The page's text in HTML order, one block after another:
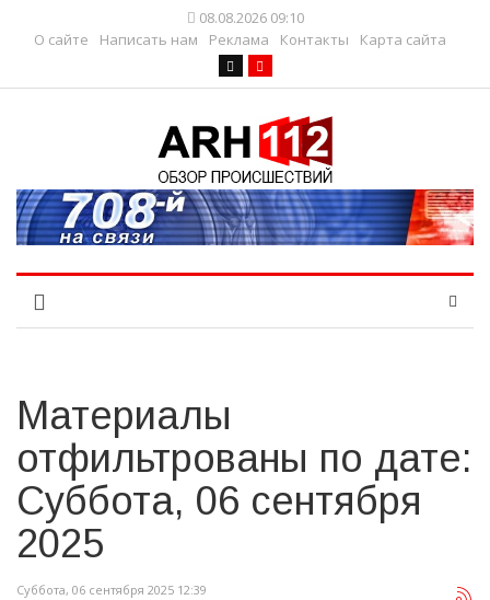
08.08.2026 09:10
О сайте
Написать нам Реклама Контакты Карта сайта
Материалы
отфильтрованы по дате:
Суббота, 06 сентября
2025
Суббота, 06 сентября 2025 12:39